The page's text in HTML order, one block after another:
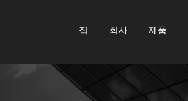
집 회사 제품